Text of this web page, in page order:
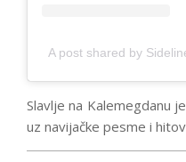
A post shared by
Slavlje na Kalemegdanu
uz navijačke pesme i